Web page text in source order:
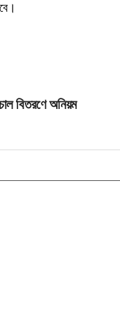
বিতরণে অনিয়ম